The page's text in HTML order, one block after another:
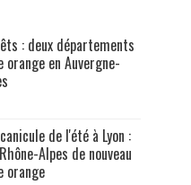
: deux départements
orange en Auvergne-
de l'été à Lyon :
Alpes de nouveau
orange